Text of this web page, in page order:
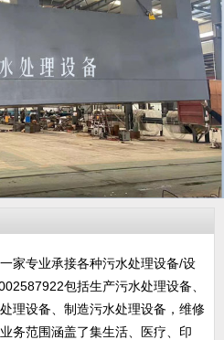
家专业承接各种污水处理设备/设
包括生产污水处理设备、
理设备、制造污水处理设备，维修
务范围涵盖了集生活、医疗、印